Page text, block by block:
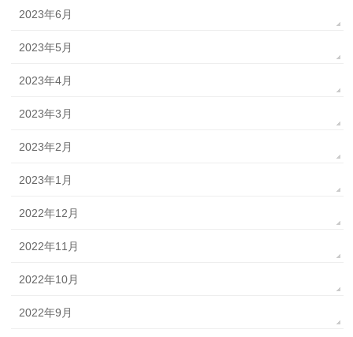
2023年6月
2023年5月
2023年4月
2023年3月
2023年2月
2023年1月
2022年12月
2022年11月
2022年10月
2022年9月